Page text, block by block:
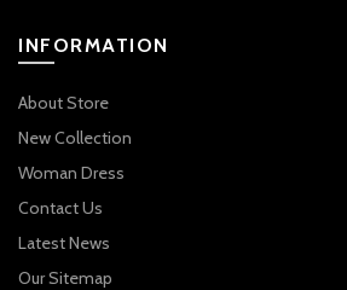
INFORMATION
About Store
New Collection
Woman Dress
Contact Us
Latest News
Our Sitemap